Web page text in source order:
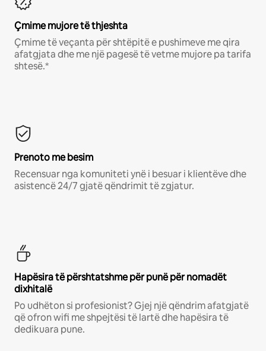
Çmime mujore të thjeshta
Çmime të veçanta për shtëpitë e pushimeve me qira
afatgjata dhe me një pagesë të vetme mujore pa tarifa
shtesë.*
Prenoto me besim
Recensuar nga komuniteti ynë i besuar i klientëve dhe
asistencë 24/7 gjatë qëndrimit të zgjatur.
Hapësira të përshtatshme për punë për nomadët
dixhitalë
Po udhëton si profesionist? Gjej një qëndrim afatgjatë
që ofron wifi me shpejtësi të lartë dhe hapësira të
dedikuara pune.